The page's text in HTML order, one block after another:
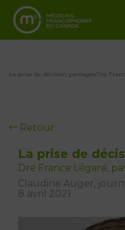
La prise de décision partagéeDre
Retour
La prise de
Dre France Légaré,
Claudine Auger,
8 avril 2021